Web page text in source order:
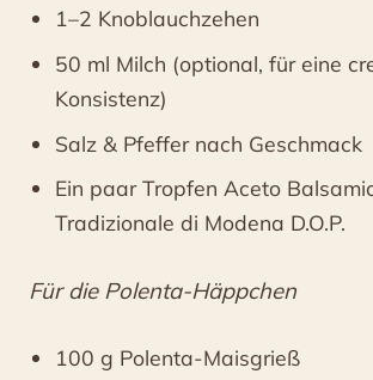
1–2 Knoblauchzehen
50 ml Milch (optional, für eine
Konsistenz)
Salz & Pfeffer nach Geschmack
Ein paar Tropfen Aceto
Tradizionale di Modena D.O.P.
Für die Polenta-Häppchen
100 g Polenta-Maisgrieß